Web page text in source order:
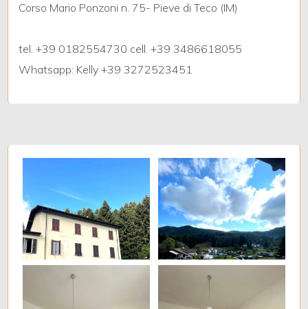
Corso Mario Ponzoni n. 75- Pieve di Teco (IM)
tel. +39 0182554730 cell. +39 3486618055
Whatsapp: Kelly +39 3272523451
4
5+
Altre
opzioni
-
multiscelta